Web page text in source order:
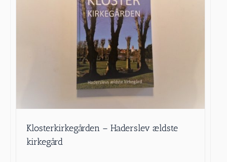
Klosterkirkegården – Haderslev ældste
kirkegård